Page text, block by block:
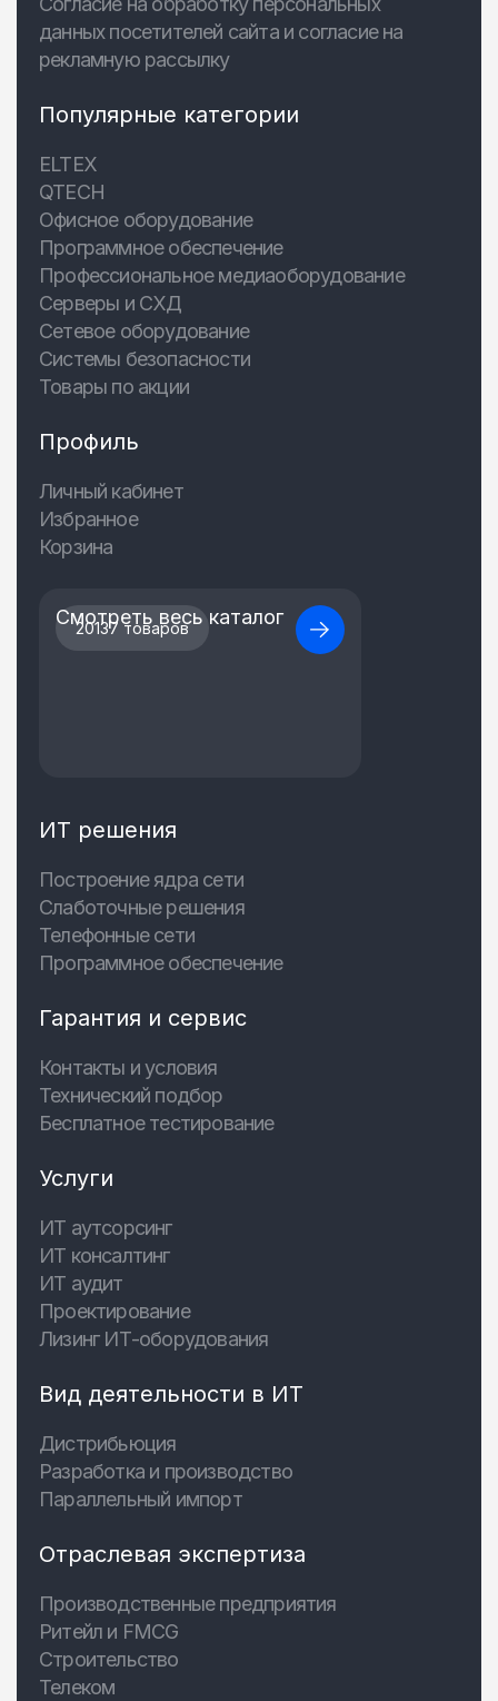
данных посетителей сайта и согласие на
рекламную рассылку
Популярные категории
ELTEX
QTECH
Офисное оборудование
Программное обеспечение
Профессиональное медиаоборудование
Серверы и СХД
Сетевое оборудование
Системы безопасности
Товары по акции
Профиль
Личный кабинет
Избранное
Корзина
20137 товаров
Смотреть весь каталог
ИТ решения
Построение ядра сети
Слаботочные решения
Телефонные сети
Программное обеспечение
Гарантия и сервис
Контакты и условия
Технический подбор
Бесплатное тестирование
Услуги
ИТ аутсорсинг
ИТ консалтинг
ИТ аудит
Проектирование
Лизинг ИТ-оборудования
Вид деятельности в ИТ
Дистрибьюция
Разработка и производство
Параллельный импорт
Отраслевая экспертиза
Производственные предприятия
Ритейл и FMCG
Строительство
Телеком